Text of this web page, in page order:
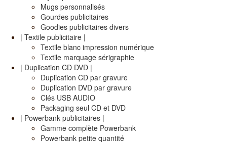
Mugs personnalisés
Gourdes publicitaires
Goodies publicitaires divers
| Textile publicitaire |
Textile blanc impression numérique
Textile marquage sérigraphie
| Duplication CD DVD |
Duplication CD par gravure
Duplication DVD par gravure
Clés USB AUDIO
Packaging seul CD et DVD
| Powerbank publicitaires |
Gamme complète Powerbank
Powerbank petite quantité